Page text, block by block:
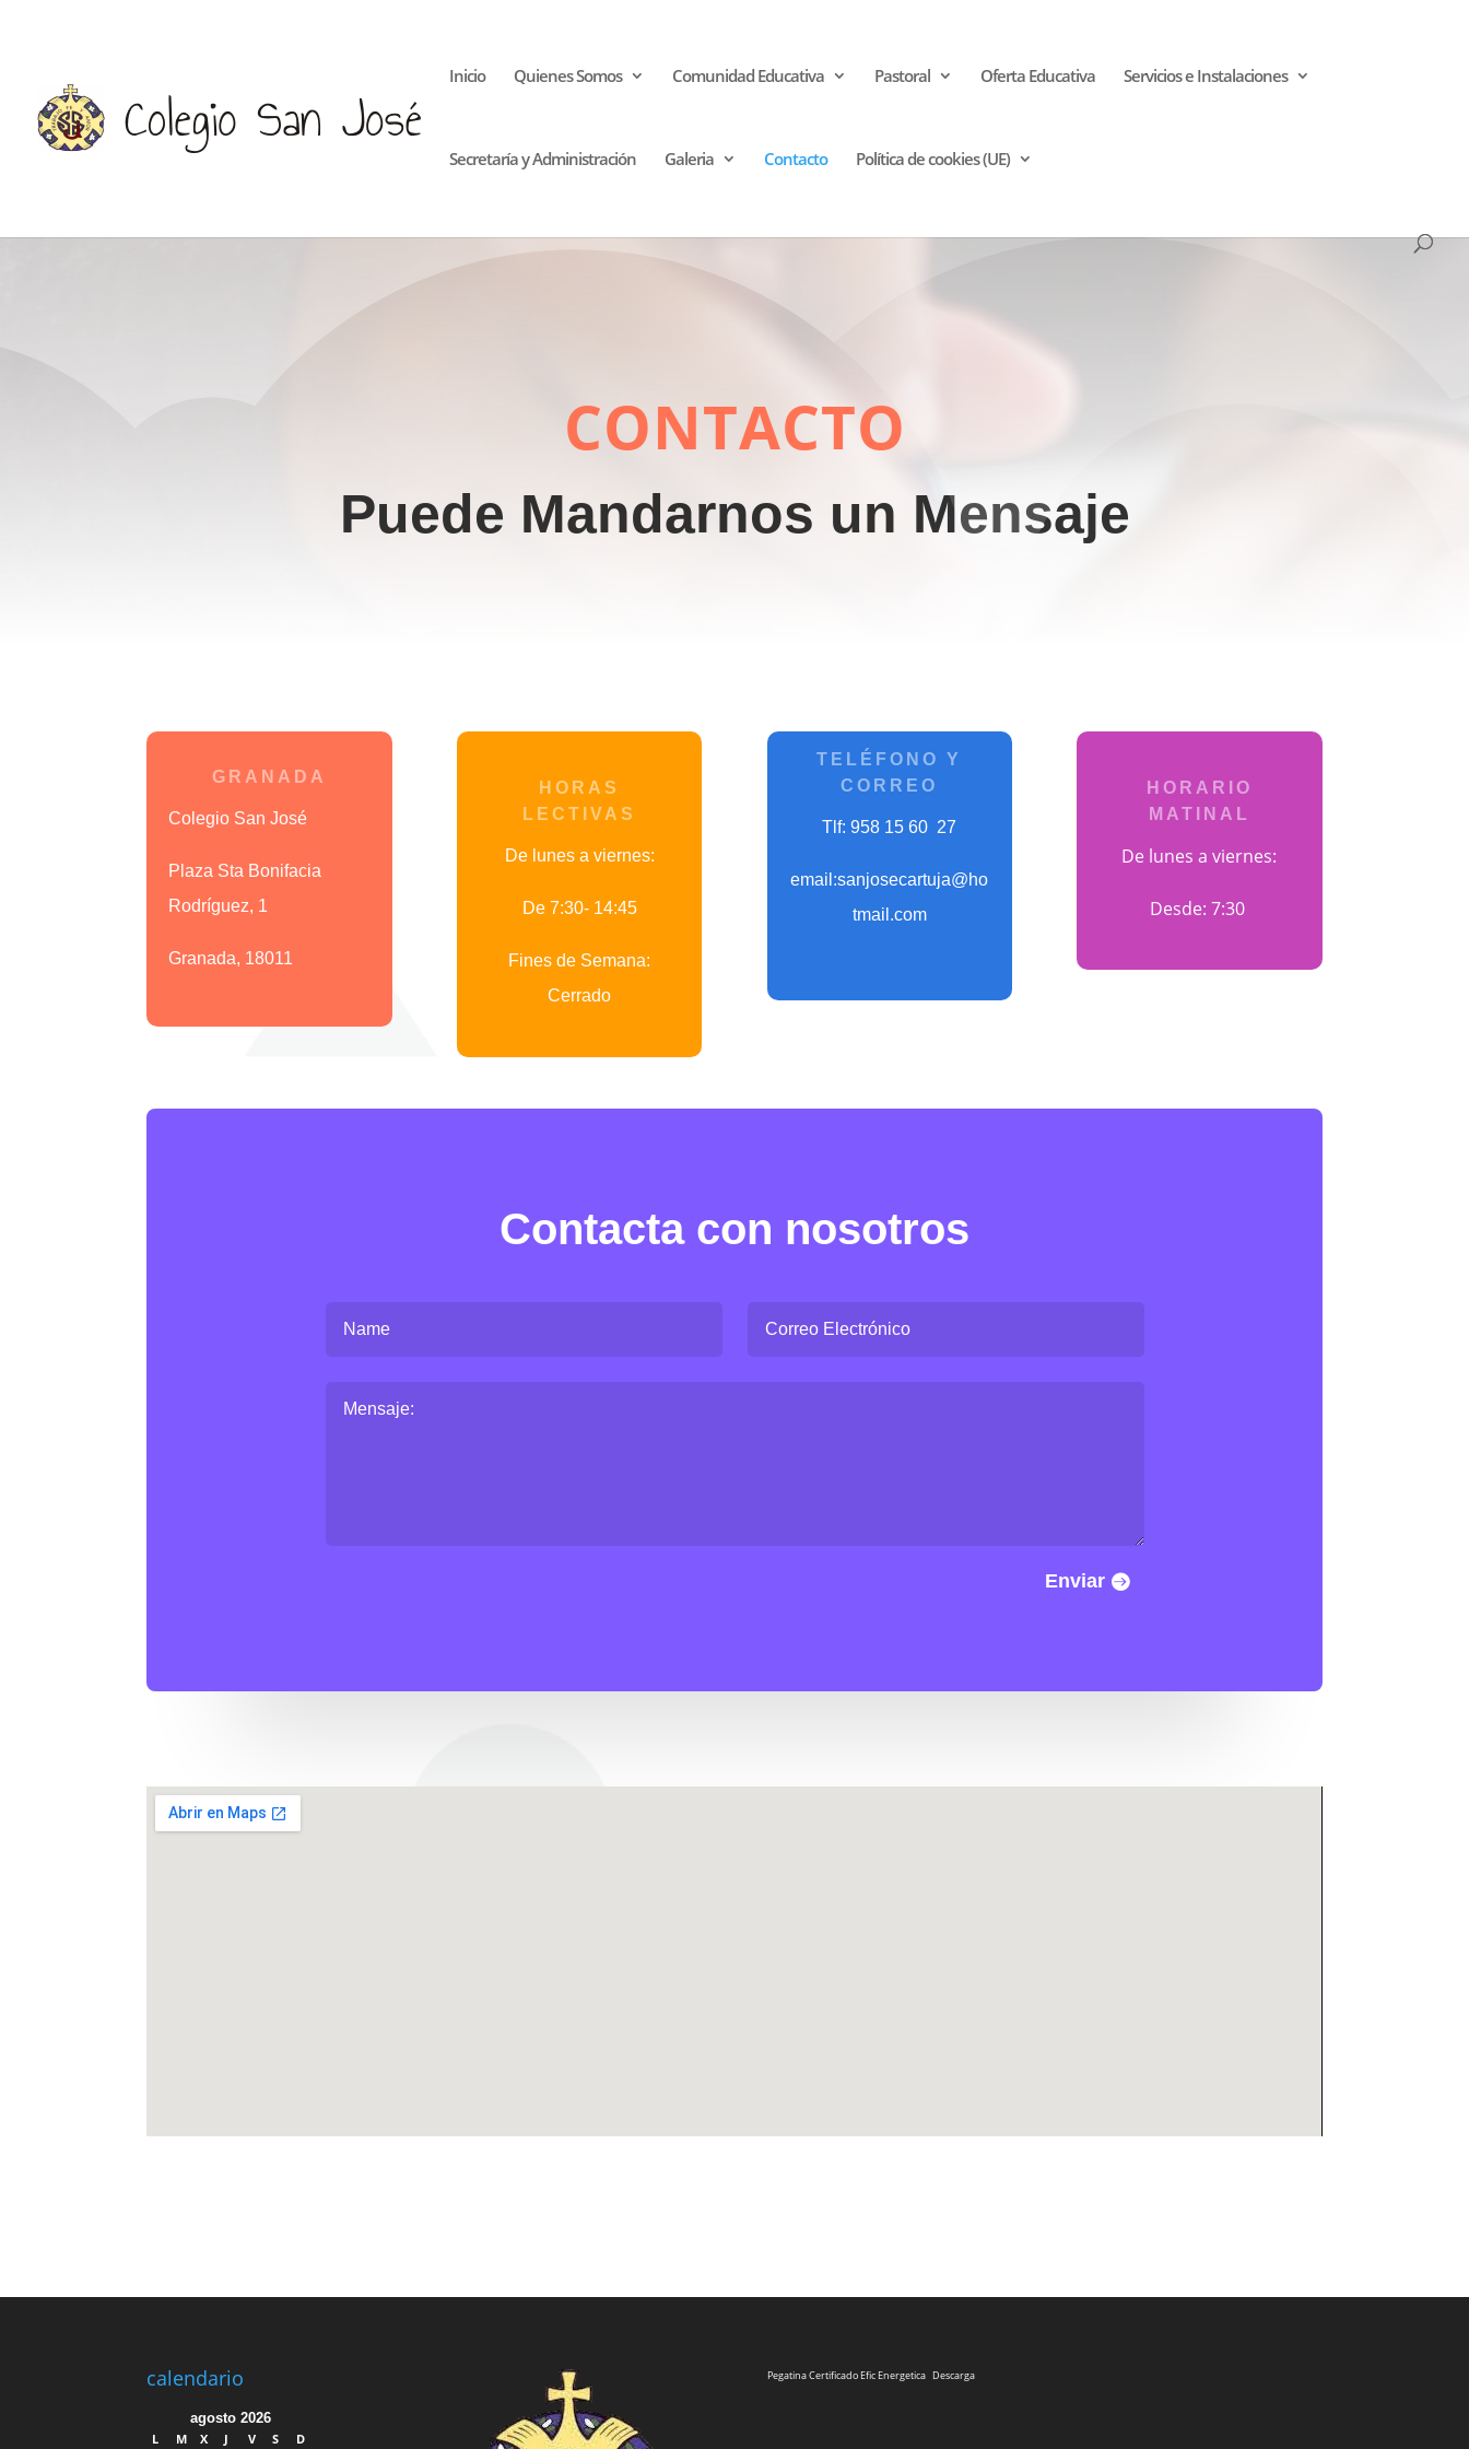
Inicio Quienes Somos Comunidad Educativa Pastoral Oferta Educativa Servicios e Instalaciones
Secretaría y Administración Galeria Contacto Política de cookies (UE)
CONTACTO
Puede Mandarnos un Mensaje
GRANADA
Colegio San José
Plaza Sta Bonifacia
Rodríguez, 1
Granada, 18011
HORAS
LECTIVAS
De lunes a viernes:
De 7:30- 14:45
Fines de Semana:
Cerrado
TELÉFONO Y
CORREO
Tlf: 958 15 60 27
email:sanjosecartuja@ho
tmail.com
HORARIO
MATINAL
De lunes a viernes:
Desde: 7:30
Contacta con nosotros
Enviar
calendario
agosto 2026
L
M X J V S D
Pegatina Certificado Efic Energetica Descarga